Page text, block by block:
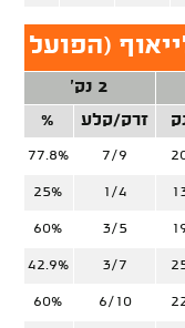
(הפועל
2 נק'
זרק/קלע %
7/9
77.8%
1/4
25%
3/5
60%
3/7
42.9%
6/10
60%